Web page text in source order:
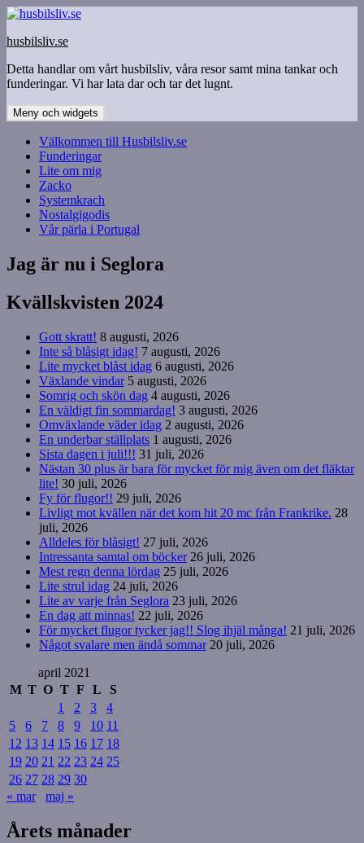
Hoppa
innehåll
husbilsliv.se
Detta handlar om vårt husbilsliv, våra resor samt mina tankar och
funderingar. Vi har lata dar och tar det lugnt.
Meny och widgets
Välkommen till Husbilsliv.se
Funderingar
Lite om mig
Zacko
Systemkrach
Nostalgigodis
Vår pärla i Portugal
Jag är nu i Seglora
Kvällskvisten 2024
Gott skratt! 8 augusti, 2026
Inte så blåsigt idag! 7 augusti, 2026
Lite mycket blåst idag 6 augusti, 2026
Växlande vindar 5 augusti, 2026
Somrig och skön dag 4 augusti, 2026
En väldigt fin sommardag! 3 augusti, 2026
Omväxlande väder idag 2 augusti, 2026
En underbar ställplats 1 augusti, 2026
Sista dagen i juli!!! 31 juli, 2026
Nästan 30 plus är bara för mycket för mig även om det fläktar
lite! 30 juli, 2026
Fy för flugor!! 29 juli, 2026
Livligt mot kvällen när det kom hit 20 mc från Frankrike. 28
juli, 2026
Alldeles för blåsigt! 27 juli, 2026
Intressanta samtal om böcker 26 juli, 2026
Mest regn denna lördag 25 juli, 2026
Lite strul idag 24 juli, 2026
Lite av varje från Seglora 23 juli, 2026
En dag att minnas! 22 juli, 2026
För mycket flugor tycker jag!! Slog ihjäl många! 21 juli, 2026
Något svalare men ändå sommar 20 juli, 2026
april 2021
M T O T F L
S
1
2 3
4
5
6 7 8 9 10 11
12 13 14 15 16 17 18
19 20 21 22 23 24 25
26 27 28 29 30
« mar
maj »
Årets månader